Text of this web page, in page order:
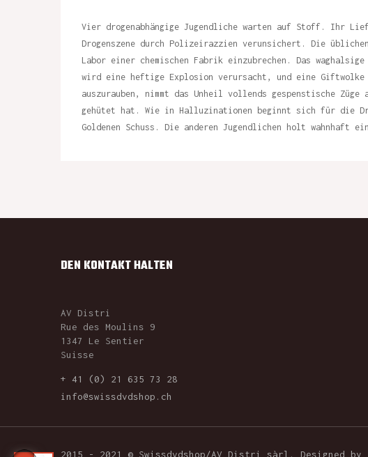
Vier drogenabhängige Jugendliche warten auf Stoff. Ihr
Drogenszene durch Polizeirazzien verunsichert. Die
Labor einer chemischen Fabrik einzubrechen. Das
wird eine heftige Explosion verursacht, und eine Giftwolke
auszurauben, nimmt das Unheil vollends gespenstische
gehütet hat. Wie in Halluzinationen beginnt sich für die
Goldenen Schuss. Die anderen Jugendlichen holt
DEN KONTAKT HALTEN
AV Distri
Rue des Moulins 9
1347 Le Sentier
Suisse
+ 41 (0) 21 635 73 28
info@swissdvdshop.ch
2015 - 2021 © Swissdvdshop/AV Distri sàrl. Designed by